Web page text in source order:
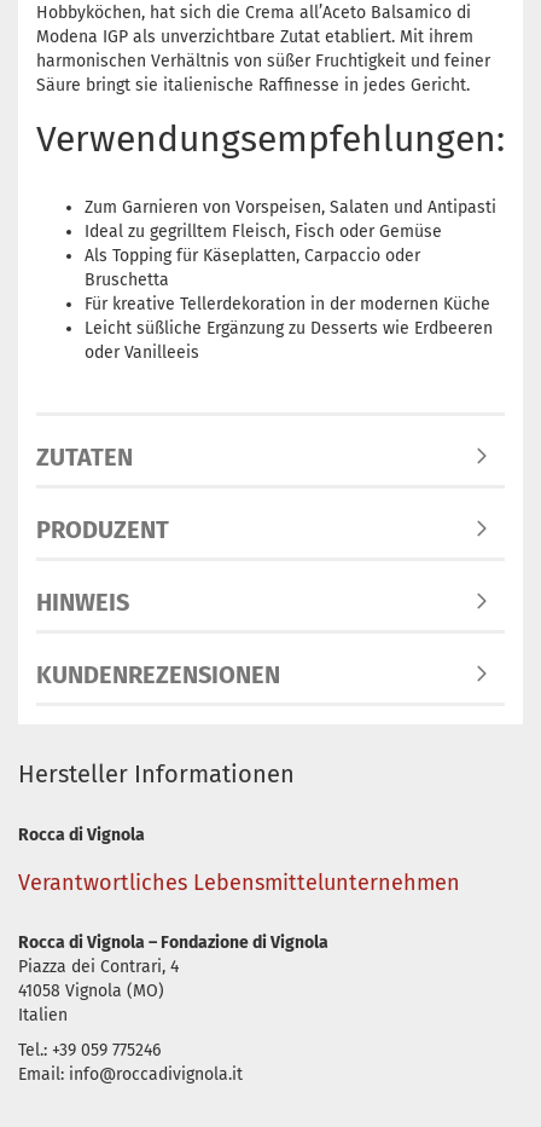
Hobbyköchen, hat sich die Crema all’Aceto Balsamico di
Modena IGP als unverzichtbare Zutat etabliert. Mit ihrem
harmonischen Verhältnis von süßer Fruchtigkeit und feiner
Säure bringt sie italienische Raffinesse in jedes Gericht.
Verwendungsempfehlungen:
Zum Garnieren von Vorspeisen, Salaten und Antipasti
Ideal zu gegrilltem Fleisch, Fisch oder Gemüse
Als Topping für Käseplatten, Carpaccio oder
Bruschetta
Für kreative Tellerdekoration in der modernen Küche
Leicht süßliche Ergänzung zu Desserts wie Erdbeeren
oder Vanilleeis
ZUTATEN
PRODUZENT
HINWEIS
KUNDENREZENSIONEN
Hersteller Informationen
Rocca di Vignola
Verantwortliches Lebensmittelunternehmen
Rocca di Vignola – Fondazione di Vignola
Piazza dei Contrari, 4
41058 Vignola (MO)
Italien
Tel.: +39 059 775246
Email: info@roccadivignola.it